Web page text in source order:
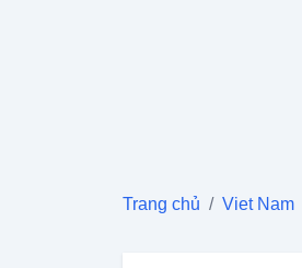
Trang chủ / Viet Nam